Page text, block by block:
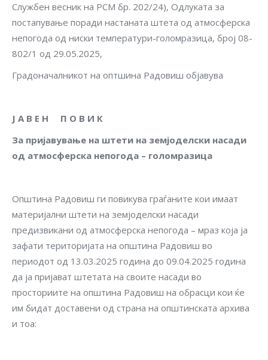
Службен весник на РСМ бр. 202/24), Одлуката за
постапување поради настаната штета од атмосферска
непогода од ниски температури-голомразица, број 08-
802/1 од 29.05.2025,
Градоначалникот на оптшина Радовиш објавува
Ј А В Е Н П О В И К
За пријавување на штети на земјоделски насади
од атмосферска непогода – голомразица
Општина Радовиш ги повикува граѓаните кои имаат
материјални штети на земјоделски насади
предизвикани од атмосферска непогода – мраз која ја
зафати територијата на општина Радовиш во
периодот од 13.03.2025 година до 09.04.2025 година
да ја пријават штетата на своите насади во
просториите на општина Радовиш на обрасци кои ќе
им бидат доставени од страна на општинската архива
и тоа: